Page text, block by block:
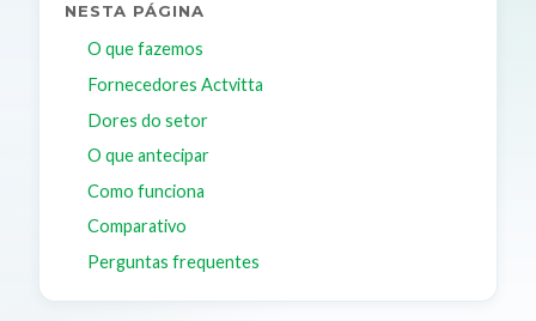
NESTA PÁGINA
O que fazemos
Fornecedores Actvitta
Dores do setor
O que antecipar
Como funciona
Comparativo
Perguntas frequentes